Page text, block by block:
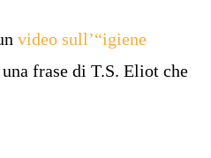
video sull’“igiene
una frase di T.S. Eliot che